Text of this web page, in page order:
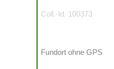
Coll.-Id. 100373
Fundort ohne GPS